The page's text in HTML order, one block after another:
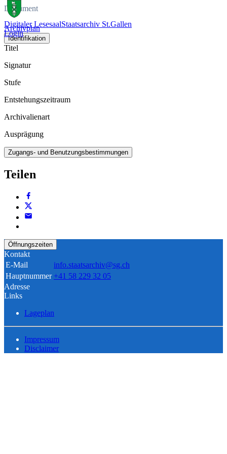
Digitaler LesesaalStaatsarchiv St.Gallen
Login
Dokument
Archivplan
Identifikation
Titel
Signatur
Stufe
Entstehungszeitraum
Archivalienart
Ausprägung
Zugangs- und Benutzungsbestimmungen
Teilen
Öffnungszeiten
Kontakt
E-Mail
info.staatsarchiv@sg.ch
Hauptnummer +41 58 229 32 05
Adresse
Links
Lageplan
Impressum
Disclaimer